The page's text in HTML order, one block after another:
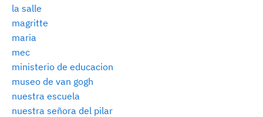
la salle
magritte
maria
mec
ministerio de educacion
museo de van gogh
nuestra escuela
nuestra señora del pilar